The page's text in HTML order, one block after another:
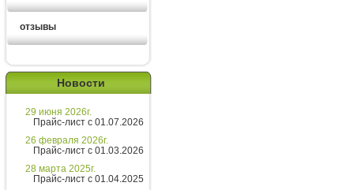
отзывы
Новости
29 июня 2026г.
Прайс-лист с 01.07.2026
26 февраля 2026г.
Прайс-лист с 01.03.2026
28 марта 2025г.
Прайс-лист с 01.04.2025
Екатерина
Здравствуйте!
Хотите получить расчет
стоимости за 5 минут?
Напишите мне и я все расскажу
подробно!